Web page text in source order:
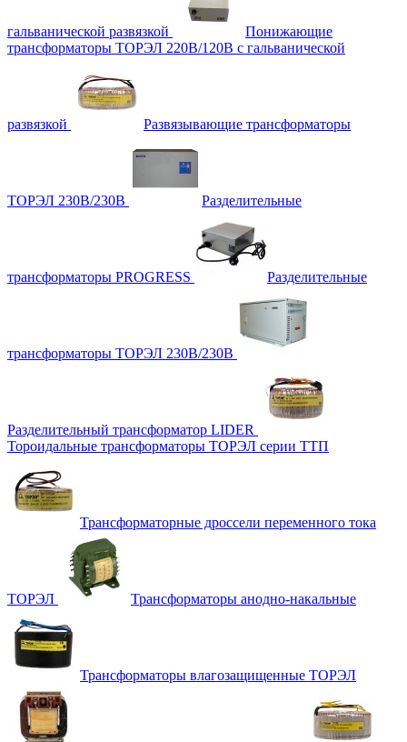
гальванической развязкой
Понижающие
трансформаторы ТОРЭЛ 220В/120В с гальванической
развязкой Развязывающие трансформаторы
ТОРЭЛ 230В/230В Разделительные
трансформаторы PROGRESS Разделительные
трансформаторы ТОРЭЛ 230В/230В
Разделительный трансформатор LIDER
Тороидальные трансформаторы ТОРЭЛ серии ТТП
Трансформаторные дроссели переменного тока
ТОРЭЛ Трансформаторы анодно-накальные
Трансформаторы влагозащищенные ТОРЭЛ